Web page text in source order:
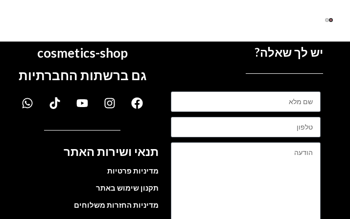
יש לך שאלה?
cosmetics-shop
גם ברשתות החברתיות
תנאי ושירות האתר
מדיניות פרטיות
תקנון שימוש באתר
מדיניות החזרות משלוחים